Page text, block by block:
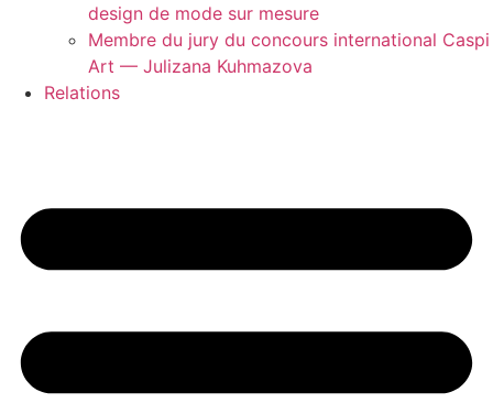
design de mode sur mesure
Membre du jury du concours international Caspi
Art — Julizana Kuhmazova
Relations